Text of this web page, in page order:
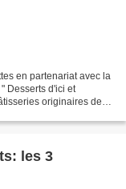
en partenariat avec la
Desserts d'ici et
originaires des
les 3